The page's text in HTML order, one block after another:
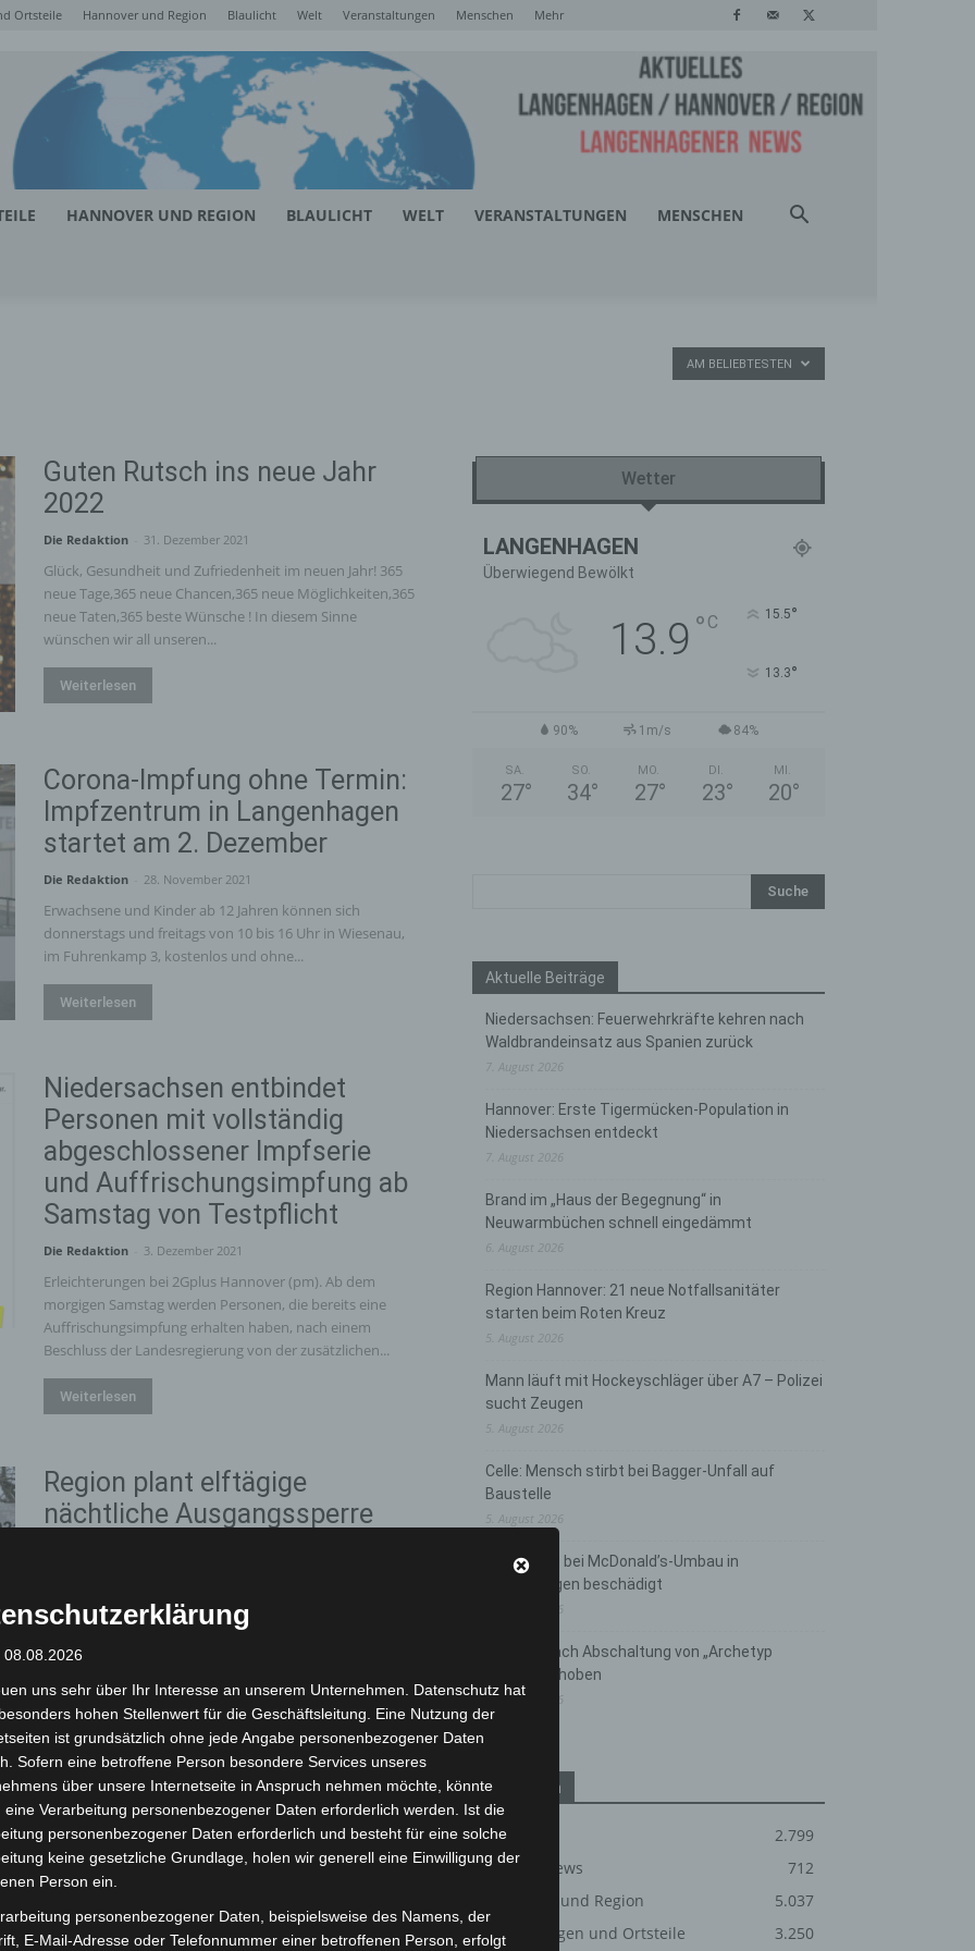
Ortsteile Hannover und Region Blaulicht Welt Veranstaltungen Menschen Mehr
HANNOVER UND REGION BLAULICHT WELT VERANSTALTUNGEN MENSCHEN
AM BELIEBTESTEN
Guten Rutsch ins neue Jahr
2022
Die Redaktion 31. Dezember 2021
Glück, Gesundheit und Zufriedenheit im neuen Jahr! 365
neue Tage,365 neue Chancen,365 neue Möglichkeiten,365
neue Taten,365 beste Wünsche ! In diesem Sinne
wünschen wir all unseren...
Weiterlesen
Corona-Impfung ohne Termin:
Impfzentrum in Langenhagen
startet am 2. Dezember
Die Redaktion 28. November 2021
Erwachsene und Kinder ab 12 Jahren können sich
donnerstags und freitags von 10 bis 16 Uhr in Wiesenau,
im Fuhrenkamp 3, kostenlos und ohne...
Weiterlesen
Niedersachsen entbindet
Personen mit vollständig
abgeschlossener Impfserie
und Auffrischungsimpfung ab
Samstag von Testpflicht
Die Redaktion 3. Dezember 2021
Erleichterungen bei 2Gplus Hannover (pm). Ab dem
morgigen Samstag werden Personen, die bereits eine
Auffrischungsimpfung erhalten haben, nach einem
Beschluss der Landesregierung von der zusätzlichen...
Weiterlesen
Region plant elftägige
nächtliche Ausgangssperre
Allgemeinverfügung soll am Donnerstag, 1. April 2021, in
Kraft treten Region Hannover (pm115/2021). Vor dem
Hintergrund der neuen Corona-Verordnung des Landes
Niedersachsen und angesichts einer...
Allgemeinverfügung der
Region Hannover zur Corona-
Inzidenz über 10 ist
veröffentlicht
Die Redaktion - 13. Juli 2021
Wetter
LANGENHAGEN
Überwiegend Bewölkt
13.9 ° C 15.5°
13.3°
90% 1m/s 84%
SA.
27°
SO.
34°
MO.
27°
DI.
23°
MI.
20°
Aktuelle Beiträge
Niedersachsen: Feuerwehrkräfte kehren nach
Waldbrandeinsatz aus Spanien zurück
7. August 2026
Hannover: Erste Tigermücken-Population in
Niedersachsen entdeckt
7. August 2026
Brand im „Haus der Begegnung“ in
Neuwarmbüchen schnell eingedämmt
6. August 2026
Region Hannover: 21 neue Notfallsanitäter
starten beim Roten Kreuz
5. August 2026
Mann läuft mit Hockeyschläger über A7 – Polizei
sucht Zeugen
5. August 2026
Celle: Mensch stirbt bei Bagger-Unfall auf
Baustelle
5. August 2026
Gasleitung bei McDonald’s-Umbau in
Langenhagen beschädigt
Anklage nach Abschaltung von „Archetyp
Market“ erhoben
3. August 2026
Kategorien
Blaulicht
2.799
Corona-News
712
Hannover und Region
5.037
Langenhagen und Ortsteile
3.250
08.08.2026
uns sehr über Ihr Interesse an unserem Unternehmen. Datenschutz hat
hohen Stellenwert für die Geschäftsleitung. Eine Nutzung der
ist grundsätzlich ohne jede Angabe personenbezogener Daten
Sofern eine betroffene Person besondere Services unseres
über unsere Internetseite in Anspruch nehmen möchte, könnte
eine Verarbeitung personenbezogener Daten erforderlich werden. Ist die
personenbezogener Daten erforderlich und besteht für eine solche
keine gesetzliche Grundlage, holen wir generell eine Einwilligung der
Person ein.
personenbezogener Daten, beispielsweise des Namens, der
E-Mail-Adresse oder Telefonnummer einer betroffenen Person, erfolgt